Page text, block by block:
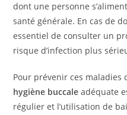
dont une personne
santé générale. En cas de
essentiel de consulter un
risque d’infection plus
Pour prévenir ces maladies
hygiène buccale adéquate
régulier et l’utilisation de